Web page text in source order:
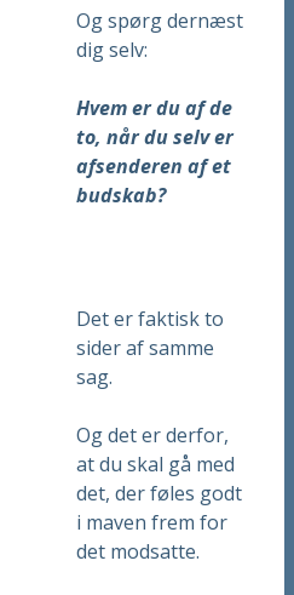
Og spørg dernæst
dig selv:
Hvem er du af de
to, når du selv er
afsenderen af et
budskab?
Det er faktisk to
sider af samme
sag.
Og det er derfor,
at du skal gå med
det, der føles godt
i maven frem for
det modsatte.